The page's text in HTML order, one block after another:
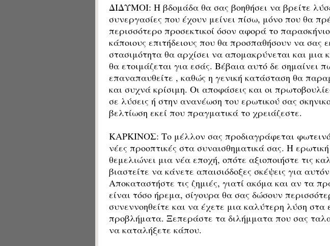
ΔΙΔΥΜΟΙ: Η βδομάδα θα σας βοηθήσει να βρείτε
συνεργασίες που έχουν μείνει πίσω, μόνο που θα
περισσότερο προσεκτικοί όσον αφορά το
κάποιους επιτήδειους που θα προσπαθήσουν να σας
στασιμότητα θα αρχίσει να απομακρύνεται και μια
θα ετοιμάζεται για εσάς. Βέβαια αυτό δε σημαίνει
επαναπαυθείτε , καθώς η γενική κατάσταση θα
και συχνά κρίσιμη. Οι αποφάσεις και οι
σε λύσεις ή στην ανανέωση του ερωτικού σας
βελτίωση εκεί που πραγματικά το χρειάζεστε.
ΚΑΡΚΙΝΟΣ: Το μέλλον σας προδιαγράφεται
νέες προοπτικές στα συναισθηματικά σας. Η
θεμελιώνει μια νέα εποχή, οπότε αξιοποιήστε τις
βιαστείτε να κάνετε απαισιόδοξες σκέψεις για
Αποκαταστήστε τις ζημιές, γιατί ακόμα και αν τα
είναι τόσο ήρεμα, σίγουρα θα σας δώσουν
συνεννοηθείτε και να έχετε μια καλύτερη λύση στα
προβλήματα. Ξεπεράστε τα διλήμματα που σας
να καταλήξετε κάπου.